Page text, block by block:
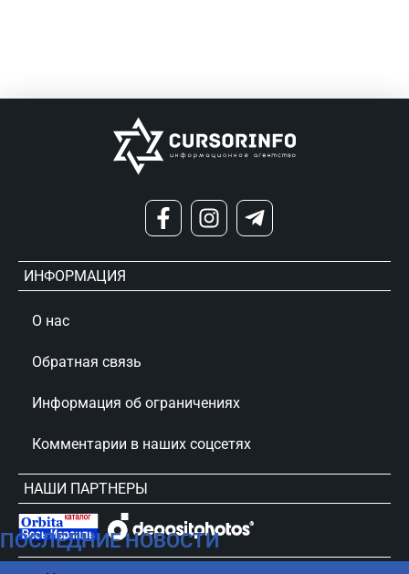
ПОСЛЕДНИЕ НОВОСТИ
ИНФОРМАЦИЯ
О нас
Обратная связь
Информация об ограничениях
Комментарии в наших соцсетях
НАШИ ПАРТНЕРЫ